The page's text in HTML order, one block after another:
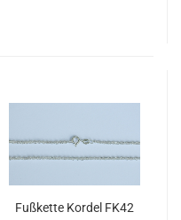
Fuß­ket­te Kor­del FK42